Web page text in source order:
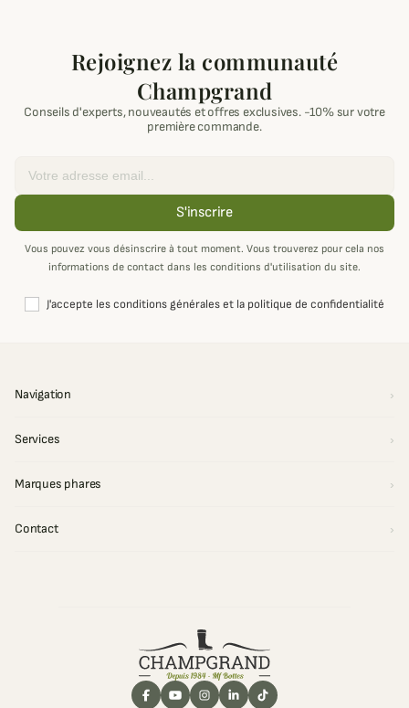
Rejoignez la communauté
Champgrand
Conseils d'experts, nouveautés et offres exclusives. -10% sur votre
première commande.
S'inscrire
Vous pouvez vous désinscrire à tout moment. Vous trouverez pour cela nos
informations de contact dans les conditions d'utilisation du site.
J'accepte les conditions générales et la politique de confidentialité
Navigation
Services
Marques phares
Contact